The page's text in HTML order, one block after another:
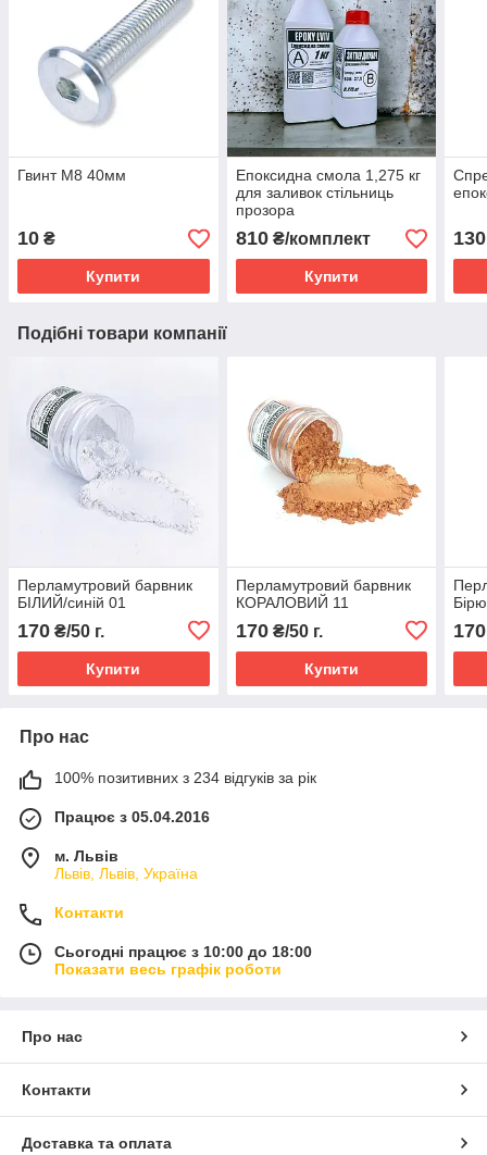
Гвинт М8 40мм
10 ₴
Купити
Епоксидна смола 1,275 кг
для заливок стільниць
прозора
810₴/комплект
Купити
130
Подібні товари компанії
Перламутровий барвник
БІЛИЙ/синій 01
170 ₴/50 г.
Купити
Перламутровий барвник
КОРАЛОВИЙ 11
170₴/50 г.
Купити
170
Про нас
100% позитивних з 234 відгуків за рік
Працює з 05.04.2016
м. Львів
Львів, Львів, Україна
Контакти
Сьогодні працює з 10:00 до 18:00
Показати весь графік роботи
Про нас
Контакти
Доставка та оплата